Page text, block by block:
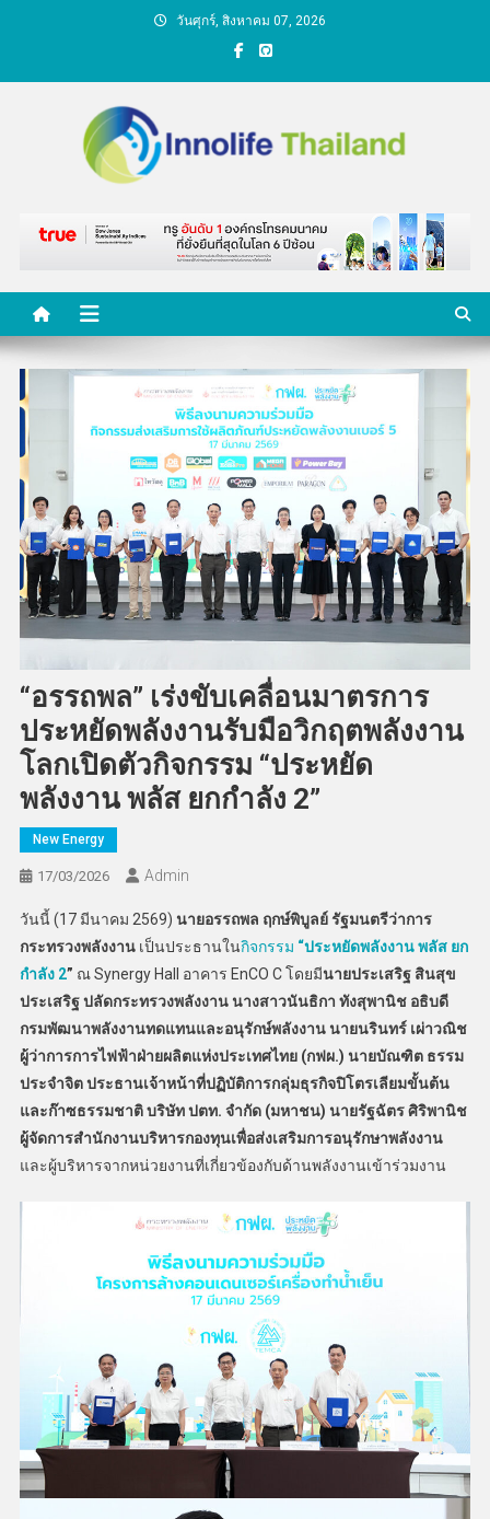
วันศุกร์, สิงหาคม 07, 2026
คนกับความคิด ชีวิตกับ
นวัตกรรม
“อรรถพล” เร่งขับเคลื่อนมาตรการ
ประหยัดพลังงานรับมือวิกฤตพลังงาน
โลกเปิดตัวกิจกรรม “ประหยัด
พลังงาน พลัส ยกกำลัง 2”
New Energy
17/03/2026 Admin
วันนี้ (17 มีนาคม 2569) นายอรรถพล ฤกษ์พิบูลย์ รัฐมนตรีว่าการ
กระทรวงพลังงานเป็นประธานในกิจกรรม “ประหยัดพลังงาน พลัส ยก
กำลัง 2” ณ Synergy Hall อาคาร EnCO C โดยมีนายประเสริฐ สินสุข
ประเสริฐ ปลัดกระทรวงพลังงาน นางสาวนันธิกา ทังสุพานิช อธิบดี
กรมพัฒนาพลังงานทดแทนและอนุรักษ์พลังงานนายนรินทร์ เผ่าวณิช
ผู้ว่าการการไฟฟ้าฝ่ายผลิตแห่งประเทศไทย (กฟผ.) นายบัณฑิต ธรรม
ประจําจิต ประธานเจ้าหน้าที่ปฏิบัติการกลุ่มธุรกิจปิโตรเลียมขั้นต้น
และก๊าซธรรมชาติ บริษัท ปตท. จำกัด (มหาชน) นายรัฐฉัตร ศิริพานิช
ผู้จัดการสำนักงานบริหารกองทุนเพื่อส่งเสริมการอนุรักษาพลังงาน
และผู้บริหารจากหน่วยงานที่เกี่ยวข้องกับด้านพลังงานเข้าร่วมงาน